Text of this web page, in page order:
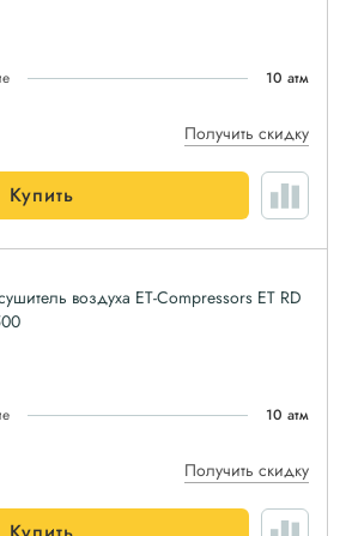
10 атм
Получить скидку
Купить
воздуха ET-Compressors ET RD
10 атм
Получить скидку